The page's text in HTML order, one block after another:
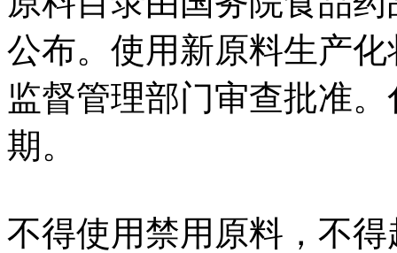
公布。使用新原料生产
监督管理部门审查批准
期。
不得使用禁用原料，不